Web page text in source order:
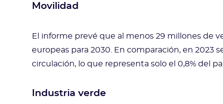
Movilidad
El informe prevé que al menos 29 millones de
europeas para 2030. En comparación, en 2023
circulación, lo que representa solo el 0,8% del
Industria verde